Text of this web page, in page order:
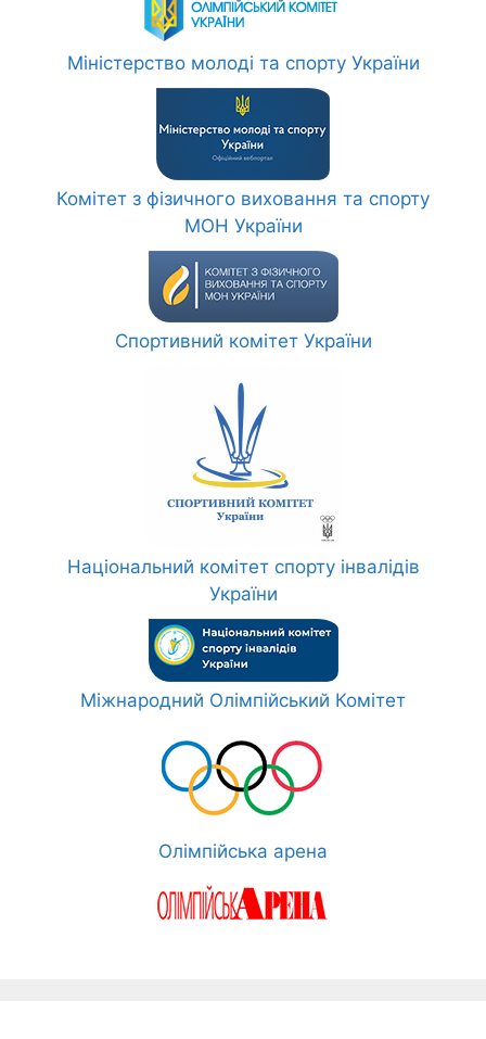
Міністерство молоді та спорту України
Комітет з фізичного виховання та спорту
МОН України
Спортивний комітет України
Національний комітет спорту інвалідів
України
Міжнародний Олімпійський Комітет
Олімпійська арена